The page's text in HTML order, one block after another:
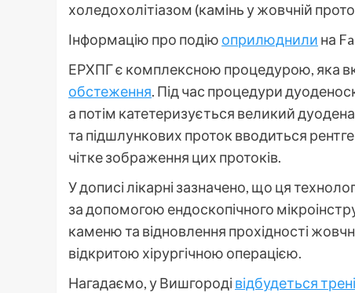
холедохолітіазом (камінь у жовчній
Інформацію про подію оприлюднили на
ЕРХПГ є комплексною процедурою, яка
обстеження. Під час процедури
а потім катетеризується великий
та підшлункових проток вводиться
чітке зображення цих протоків.
У дописі лікарні зазначено, що ця
за допомогою ендоскопічного
каменю та відновлення прохідності
відкритою хірургічною операцією.
Нагадаємо, у Вишгороді відбудеться